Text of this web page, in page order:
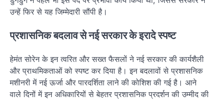
उन्हें फिर से यह जिम्मेदारी सौंपी है।
प्रशासनिक बदलाव से नई सरकार के इरादे स्पष्ट
हेमंत सोरेन के इन त्वरित और सख्त फैसलों ने नई सरकार की कार्यशैली
और प्राथमिकताओं को स्पष्ट कर दिया है। इन बदलावों से प्रशासनिक
मशीनरी में नई ऊर्जा और पारदर्शिता लाने की कोशिश की गई है। आने
वाले दिनों में इन अधिकारियों से बेहतर प्रशासनिक प्रदर्शन की उम्मीद की